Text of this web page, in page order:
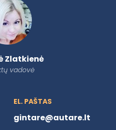
Zlatkienė
vadovė
EL. PAŠTAS
gintare@autare.lt